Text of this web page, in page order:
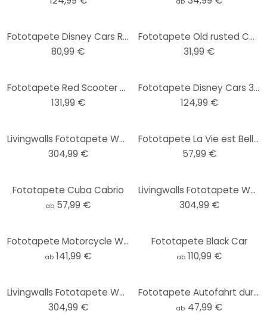
Fototapete Disney Cars Race
80,99 €
Fototapete Old rusted Cars - Panorama - 48x260 cm
31,99 €
Fototapete Red Scooter sw - 384x260 cm
131,99 €
Fototapete Disney Cars 3 Blueprint
124,99 €
Livingwalls Fototapete Walls by Patel 2 mustang 2
304,99 €
Fototapete La Vie est Belle - rot - 144x260 cm
57,99 €
Fototapete Cuba Cabrio
ab 57,99 €
Livingwalls Fototapete Walls by Patel 2 mustang 1
304,99 €
Fototapete Motorcycle Wheels
ab 141,99 €
Fototapete Black Car
ab 110,99 €
Livingwalls Fototapete Walls by Patel 2 mustang 3
304,99 €
Fototapete Autofahrt durch den Regen - Takkar
ab 47,99 €